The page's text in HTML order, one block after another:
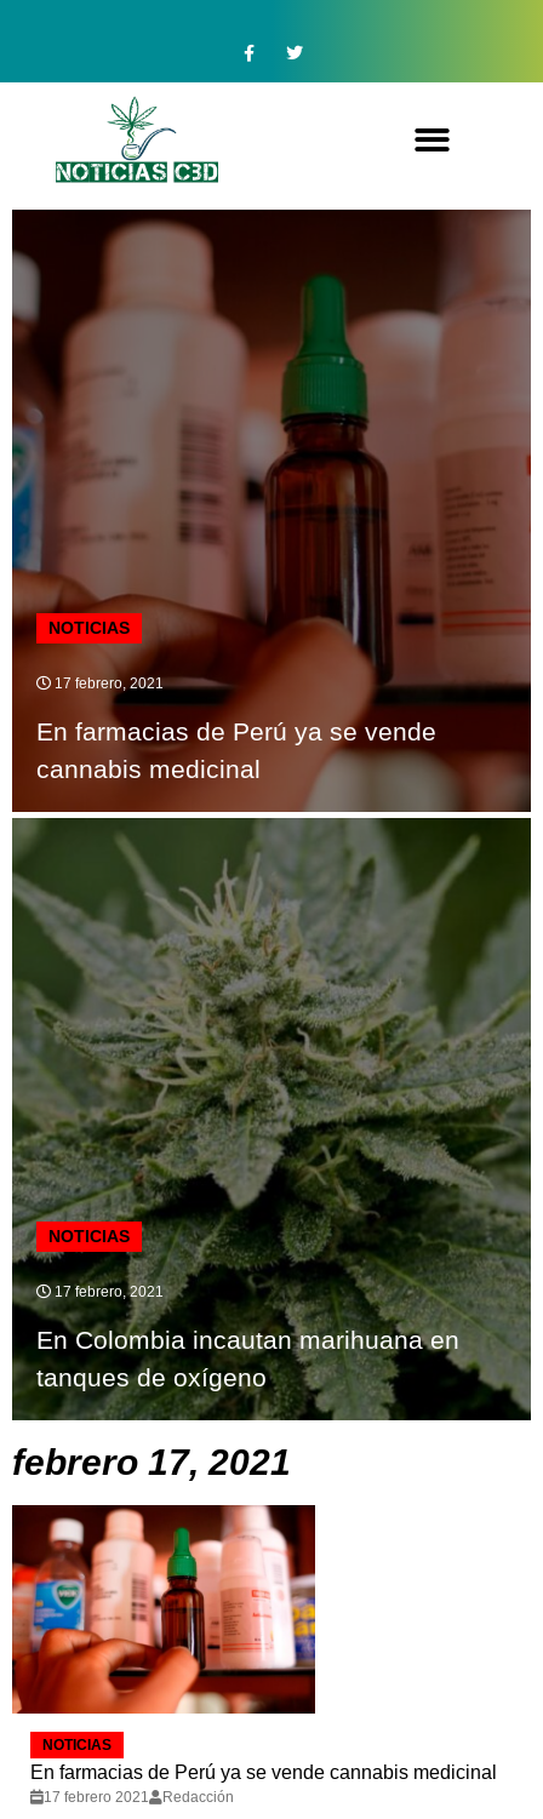
NOTICIAS
17 febrero, 2021
En farmacias de Perú ya se vende
cannabis medicinal
NOTICIAS
17 febrero, 2021
En Colombia incautan marihuana en
tanques de oxígeno
febrero 17, 2021
NOTICIAS
En farmacias de Perú ya se vende cannabis medicinal
17 febrero 2021 Redacción